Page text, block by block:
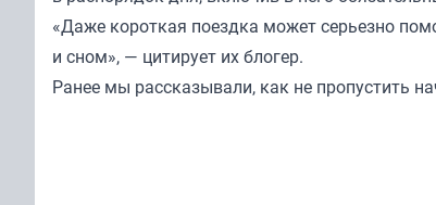
«Даже короткая поездка может серьезно
и сном», — цитирует их блогер.
Ранее мы рассказывали, как не пропустить